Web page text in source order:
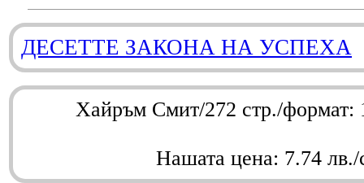
ДЕСЕТТЕ ЗАКОНА НА УСПЕХА
Хайръм Смит/272 стр./
Нашата цена: 7.74 лв./